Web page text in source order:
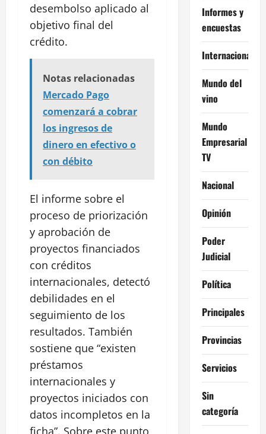
desembolso aplicado al
objetivo final del
crédito.
Notas relacionadas
Mercado Pago
comenzará a cobrar
los ingresos de
dinero en efectivo o
con débito
El informe sobre el
proceso de priorización
y aprobación de
proyectos financiados
con créditos
internacionales, detectó
debilidades en el
seguimiento de los
resultados. También
sostiene que “existen
préstamos
internacionales y
proyectos iniciados con
datos incompletos en la
ficha”. Sobre este punto,
Informes y
encuestas
Internacional
Mundo del
vino
Mundo
Empresarial
TV
Nacional
Opinión
Poder
Judicial
Política
Principales
Provincias
Servicios
Sin
categoría